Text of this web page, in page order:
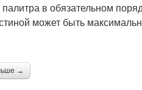
в обязательном
может быть
→